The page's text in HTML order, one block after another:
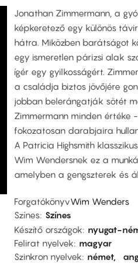
Jonathan Zimmermann, a
képkeretező egy különös
hátra. Miközben barátságot
egy ismeretlen párizsi alak
ígér egy gyilkosságért.
a családja biztos jövőjére
jobban belerángatják sötét
Zimmermann minden értéke
fokozatosan darabjaira
A Patricia Highsmith
Wim Wendersnek ez a
amelyben a gengszterek és
ForgatókönyvWim Wenders
Színes Színes
Készítő országok
nyugat-
Felirat nyelvek
magyar
Szinkron nyelvek
német